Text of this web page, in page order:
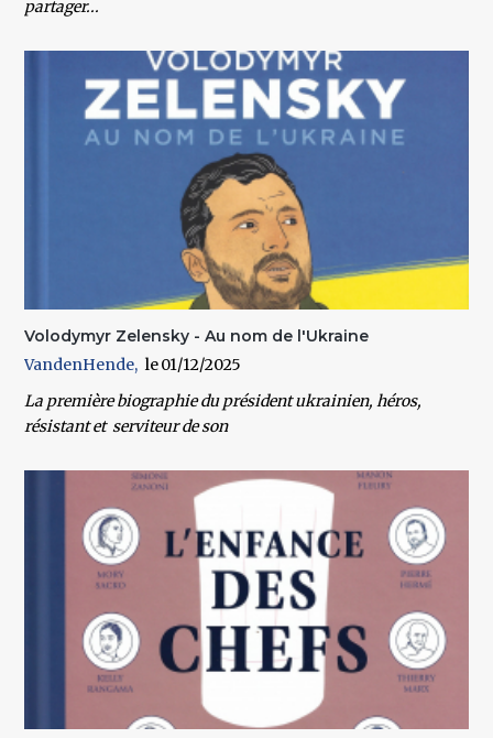
partager...
Volodymyr Zelensky - Au nom de l'Ukraine
VandenHende
01/12/2025
La première biographie du président ukrainien, héros,
résistant et serviteur de son